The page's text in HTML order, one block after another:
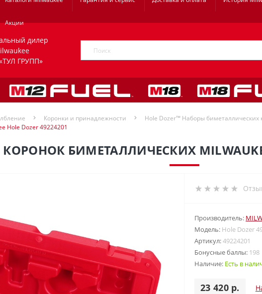
Акции
дилер
ГРУПП»
Коронки и принадлежности
Hole Dozer™ Наборы биметаллических
Hole Dozer 49224201
БИМЕТАЛЛИЧЕСКИХ MILWAUKEE
Производитель:
Модель: Hole Dozer
Артикул:49224201
Бонусные баллы: 198
Наличие: Есть в
23 420 р.